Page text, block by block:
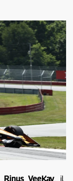
Rinus VeeKay, il